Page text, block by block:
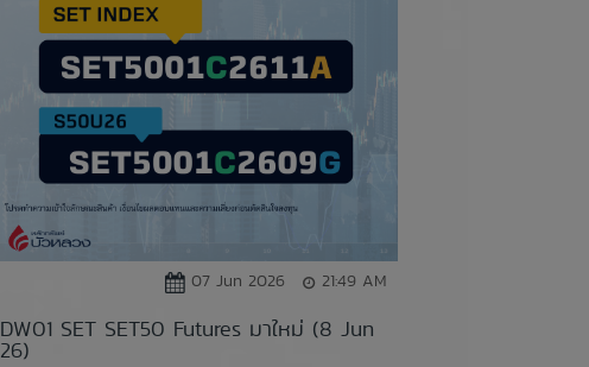
07 Jun 2026 21:49 AM
DW01 SET SET50 Futures มาใหม่ (8 Jun
26)